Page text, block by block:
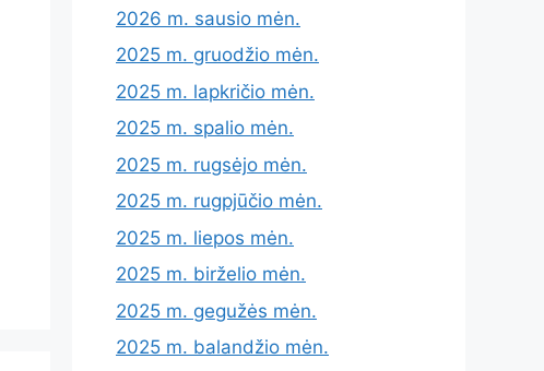
2026 m. sausio mėn.
2025 m. gruodžio mėn.
2025 m. lapkričio mėn.
2025 m. spalio mėn.
2025 m. rugsėjo mėn.
2025 m. rugpjūčio mėn.
2025 m. liepos mėn.
2025 m. birželio mėn.
2025 m. gegužės mėn.
2025 m. balandžio mėn.